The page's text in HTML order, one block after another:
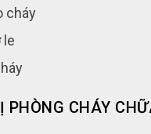
cháy
le
PHÒNG CHÁY